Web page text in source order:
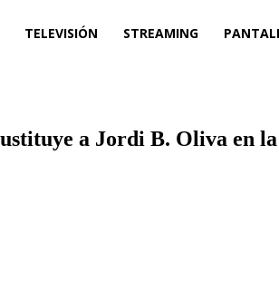
TELEVISIÓN STREAMING
a Jordi B. Oliva en